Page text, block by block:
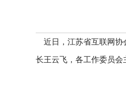
近日，江苏省互联网协
长王云飞，各工作委员会